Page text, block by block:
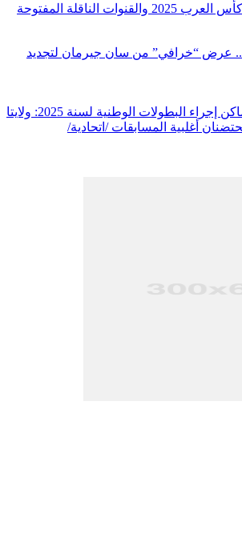
الناقلة المفتوحة
عرض “خرافي” من سان جيرمان لتجديد
ألعاب القوى/ أماكن إجراء البطولات الوطنية لسنة 2025: ولايتا
أغلبية المسابقات /اتحادية/